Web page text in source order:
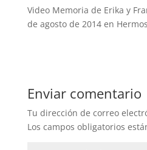
Video Memoria de Erika y
de agosto de 2014 en
Enviar comentario
Tu dirección de correo
Los campos obligatorios